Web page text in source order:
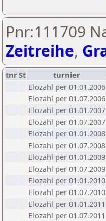
Pnr:111709
Zeitreihe,
tnrSt turnier
Elozahl per 01.01.2006
Elozahl per 01.07.2006
Elozahl per 01.01.2007
Elozahl per 01.07.2007
Elozahl per 01.01.2008
Elozahl per 01.07.2008
Elozahl per 01.01.2009
Elozahl per 01.07.2009
Elozahl per 01.01.2010
Elozahl per 01.07.2010
Elozahl per 01.01.2011
Elozahl per 01.07.2011